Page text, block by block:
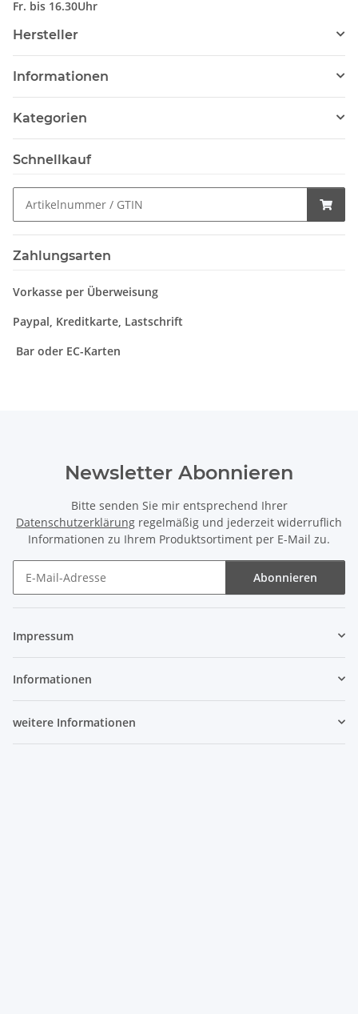
Fr. bis 16.30Uhr
Hersteller
Informationen
Kategorien
Schnellkauf
Zahlungsarten
Vorkasse per Überweisung
Paypal, Kreditkarte, Lastschrift
Bar oder EC-Karten
Newsletter Abonnieren
Bitte senden Sie mir entsprechend Ihrer
Datenschutzerklärung regelmäßig und jederzeit widerruflich
Informationen zu Ihrem Produktsortiment per E-Mail zu.
Abonnieren
Impressum
Informationen
weitere Informationen